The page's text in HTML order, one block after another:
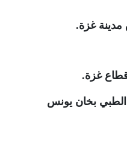
غزة.
.
بخان يونس